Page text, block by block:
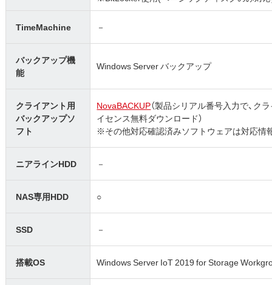
TimeMachine －
バックアップ機
能
Windows Server バックアップ
クライアント用
バックアップソ
フト
NovaBACKUP（製品シリアル番号入力で、ク
イセンス無料ダウンロード）
※その他対応確認済みソフトウェアは対応情
ニアラインHDD －
NAS専用HDD ○
SSD －
搭載OS Windows Server IoT 2019 for Storage